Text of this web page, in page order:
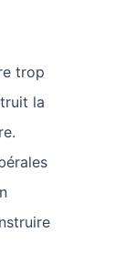
trop
la